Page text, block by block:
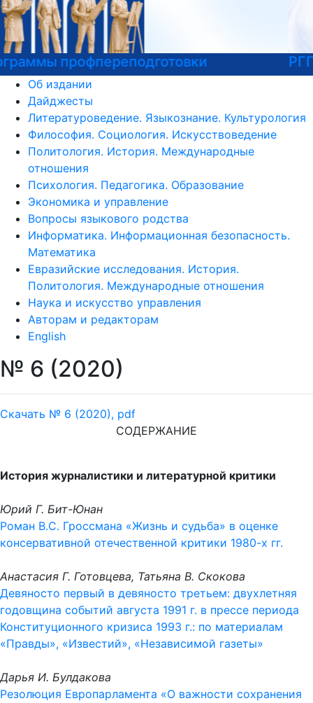
РГГУ — 35 лет!
Об издании
Дайджесты
Литературоведение. Языкознание. Культурология
Философия. Социология. Искусствоведение
Политология. История. Международные
отношения
Психология. Педагогика. Образование
Экономика и управление
Вопросы языкового родства
Информатика. Информационная безопасность.
Математика
Евразийские исследования. История.
Политология. Международные отношения
Наука и искусство управления
Авторам и редакторам
English
№ 6 (2020)
Скачать № 6 (2020), pdf
СОДЕРЖАНИЕ
История журналистики и литературной критики
Юрий Г. Бит-Юнан
Роман В.С. Гроссмана «Жизнь и судьба» в оценке
консервативной отечественной критики 1980-х гг.
Анастасия Г. Готовцева, Татьяна В. Скокова
Девяносто первый в девяносто третьем: двухлетняя
годовщина событий августа 1991 г. в прессе периода
Конституционного кризиса 1993 г.: по материалам
«Правды», «Известий», «Независимой газеты»
Дарья И. Булдакова
Резолюция Европарламента «О важности сохранения